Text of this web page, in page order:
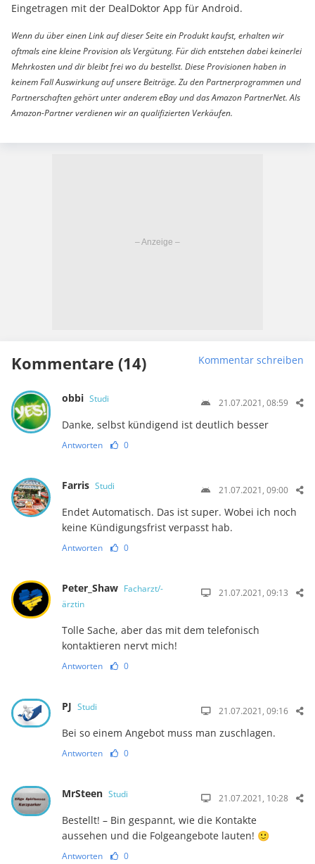
Eingetragen mit der DealDoktor App für Android.
Wenn du über einen Link auf dieser Seite ein Produkt kaufst, erhalten wir
oftmals eine kleine Provision als Vergütung. Für dich entstehen dabei keinerlei
Mehrkosten und dir bleibt frei wo du bestellst. Diese Provisionen haben in
keinem Fall Auswirkung auf unsere Beiträge. Zu den Partnerprogrammen und
Partnerschaften gehört unter anderem eBay und das Amazon PartnerNet. Als
Amazon-Partner verdienen wir an qualifizierten Verkäufen.
Kommentare (14) Kommentar schreiben
obbi Studi 21.07.2021, 08:59
Danke, selbst kündigend ist deutlich besser
Antworten 0
Farris Studi 21.07.2021, 09:00
Endet Automatisch. Das ist super. Wobei ich noch
keine Kündigungsfrist verpasst hab.
Antworten 0
Peter_Shaw Facharzt/-
ärztin
21.07.2021, 09:13
Tolle Sache, aber das mit dem telefonisch
kontaktieren nervt mich!
Antworten 0
PJ Studi 21.07.2021, 09:16
Bei so einem Angebot muss man zuschlagen.
Antworten 0
MrSteen Studi 21.07.2021, 10:28
Bestellt! – Bin gespannt, wie die Kontakte
aussehen und die Folgeangebote lauten! 🙂
Antworten 0